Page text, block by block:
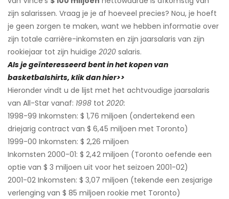
zijn salarissen. Vraag je je af hoeveel precies? Nou, je hoeft
je geen zorgen te maken, want we hebben informatie over
zijn totale carrière-inkomsten en zijn jaarsalaris van zijn
rookiejaar tot zijn huidige 2020 salaris.
Als je geïnteresseerd bent in het kopen van
basketbalshirts, klik dan hier>>
Hieronder vindt u de lijst met het achtvoudige jaarsalaris
van All-Star vanaf: 1998 tot 2020:
1998-99 Inkomsten: $ 1,76 miljoen (ondertekend een
driejarig contract van $ 6,45 miljoen met Toronto)
1999-00 Inkomsten: $ 2,26 miljoen
Inkomsten 2000-01: $ 2,42 miljoen (Toronto oefende een
optie van $ 3 miljoen uit voor het seizoen 2001-02)
2001-02 Inkomsten: $ 3,07 miljoen (tekende een zesjarige
verlenging van $ 85 miljoen rookie met Toronto)